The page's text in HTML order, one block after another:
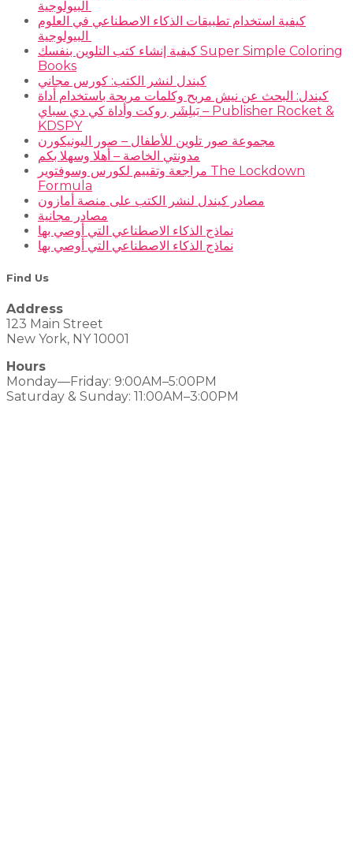
كيفية استخدام تطبيقات الذكاء الاصطناعي في العلوم
كيفية إنشاء كتب التلوين بنفسك Super Simple Coloring
Books
كيندل لنشر الكتب: كورس مجاني
كيندل: البحث عن نيش مربح وكلمات مربحة باستخدام أداة
بَبلِشَر روكت وأداة كي دي سباي – Publisher Rocket &
KDSPY
مجموعة صور تلوين للأطفال – صور اليونيكورن
مدونتي الخاصة – أهلا وسهلا بكم
مراجعة وتقييم لكورس وسوفتوير The Lockdown
Formula
مصادر كيندل لنشر الكتب على منصة أمازون
مصادر مجانية
نماذج الذكاء الاصطناعي التي أوصي بها
نماذج الذكاء الاصطناعي التي أوصي بها
Find Us
Address
123 Main Street
New York, NY 10001
Hours
Monday—Friday: 9:00AM–5:00PM
Saturday & Sunday: 11:00AM–3:00PM